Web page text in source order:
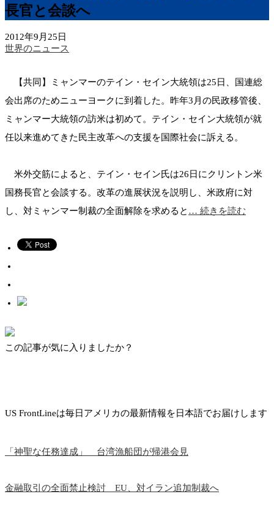
長官と会談へ
2012年9月25日
世界のニュース
【共同】ミャンマーのテイン・セイン大統領は25日、国連総
会出席のためニューヨークに到着した。昨年3月の民政移管後、
ミャンマー大統領の訪米は初めて。テイン・セイン大統領が就
任以来進めてきた民主改革への支援を国際社会に訴える。
米外交筋によると、テイン・セイン氏は26日にクリントン米
国務長官と会談する。改革の進展状況を説明し、米政府に対
し、対ミャンマー制裁の全面解除を求めると … 続きを読む
この記事が気に入りましたか？
US FrontLineは毎日アメリカの最新情報を日本語でお届けします
「神聖な任務達成」 台湾漁船団が帰港会見
金融取引の全面禁止検討 EU、対イラン追加制裁へ